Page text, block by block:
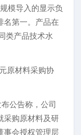
模导入的显示负
名第一。产品在
类产品技术水
原材料采购协
公告称，公司
采购原材料及研
事会授权管理层